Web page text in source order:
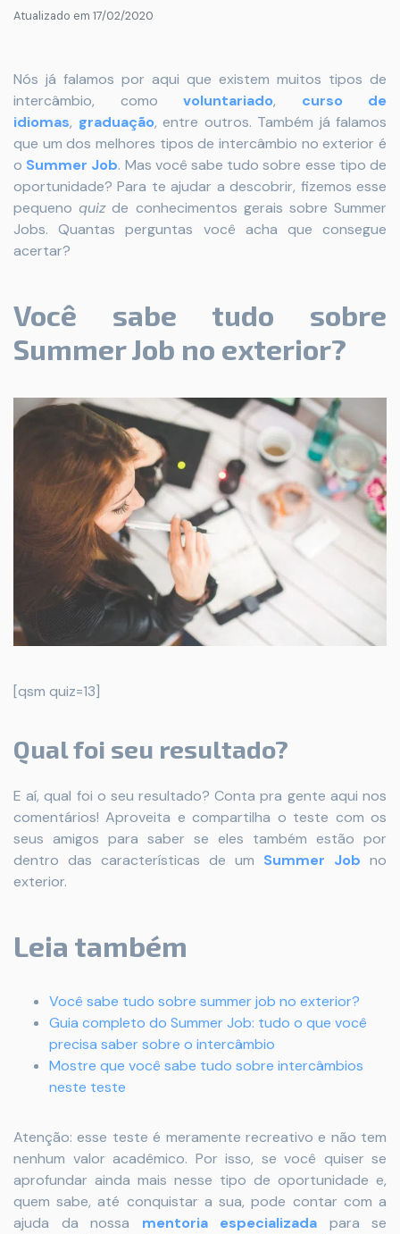
Atualizado em 17/02/2020
Nós já falamos por aqui que existem muitos tipos de
intercâmbio, como voluntariado, curso de
idiomas, graduação, entre outros. Também já falamos
que um dos melhores tipos de intercâmbio no exterior é
o Summer Job. Mas você sabe tudo sobre esse tipo de
oportunidade? Para te ajudar a descobrir, fizemos esse
pequenoquizde conhecimentos gerais sobre Summer
Jobs. Quantas perguntas você acha que consegue
acertar?
Você sabe tudo sobre
Summer Job no exterior?
[qsm quiz=13]
Qual foi seu resultado?
E aí, qual foi o seu resultado? Conta pra gente aqui nos
comentários! Aproveita e compartilha o teste com os
seus amigos para saber se eles também estão por
dentro das características de um Summer Job no
exterior.
Leia também
Você sabe tudo sobre summer job no exterior?
Guia completo do Summer Job: tudo o que você
precisa saber sobre o intercâmbio
Mostre que você sabe tudo sobre intercâmbios
neste teste
Atenção: esse teste é meramente recreativo e não tem
nenhum valor acadêmico. Por isso, se você quiser se
aprofundar ainda mais nesse tipo de oportunidade e,
quem sabe, até conquistar a sua, pode contar com a
ajuda da nossa mentoria especializada para se